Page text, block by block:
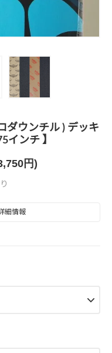
ダウンチル ) デッキ
インチ 】
円)
細情報